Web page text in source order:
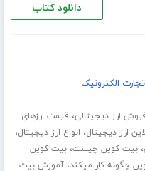
دانلود کتاب
الکترونیک
ارز دیجیتالی، قیمت ارزهای
ارز دیجیتال، انواع ارز دیجیتال،
،بیت کوین چیست،بیت کوین
چگونه کار میکند،آموزش بیت